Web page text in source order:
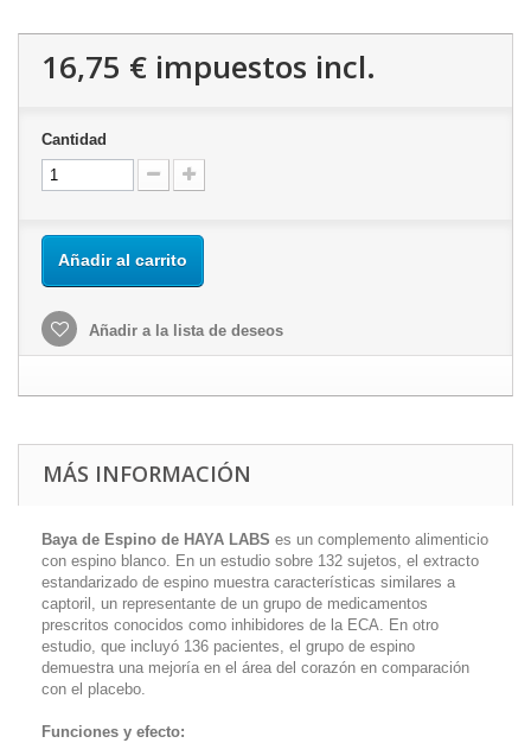
16,75 € impuestos incl.
Cantidad
Añadir al carrito
Añadir a la lista de deseos
MÁS INFORMACIÓN
Baya de Espino de HAYA LABS es un complemento alimenticio
con espino blanco. En un estudio sobre 132 sujetos, el extracto
estandarizado de espino muestra características similares a
captoril, un representante de un grupo de medicamentos
prescritos conocidos como inhibidores de la ECA. En otro
estudio, que incluyó 136 pacientes, el grupo de espino
demuestra una mejoría en el área del corazón en comparación
con el placebo.
Funciones y efecto: